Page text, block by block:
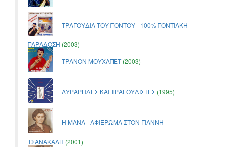
ΤΡΑΓΟΥΔΙΑ ΤΟΥ ΠΟΝΤΟΥ - 100% ΠΟΝΤΙΑΚΗ
ΠΑΡΑΔΟΣΗ (2003)
ΤΡΑΝΟΝ ΜΟΥΧΑΠΕΤ (2003)
ΛΥΡΑΡΗΔΕΣ ΚΑΙ ΤΡΑΓΟΥΔΙΣΤΕΣ (1995)
Η ΜΑΝΑ - ΑΦΙΕΡΩΜΑ ΣΤΟΝ ΓΙΑΝΝΗ
ΤΣΑΝΑΚΑΛΗ (2001)